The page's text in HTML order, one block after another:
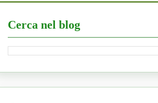
Cerca nel blog